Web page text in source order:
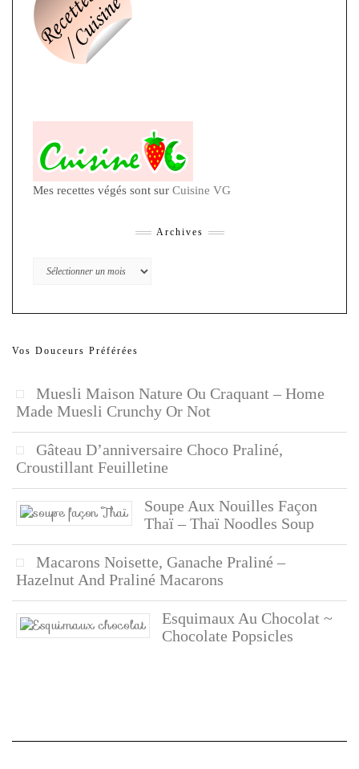
Mes recettes végés sont sur Cuisine VG
Archives
Archives
Vos Douceurs Préférées
Muesli Maison Nature Ou Craquant – Home
Made Muesli Crunchy Or Not
Gâteau D’anniversaire Choco Praliné,
Croustillant Feuilletine
Soupe Aux Nouilles Façon
Thaï – Thaï Noodles Soup
Macarons Noisette, Ganache Praliné –
Hazelnut And Praliné Macarons
Esquimaux Au Chocolat ~
Chocolate Popsicles